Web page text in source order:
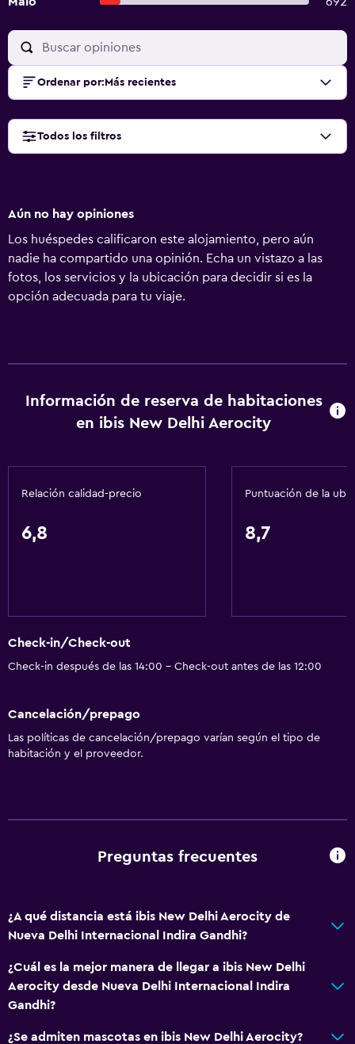
Ordenar por: Más recientes
Todos los filtros
Aún no hay opiniones
Los huéspedes calificaron este alojamiento, pero aún
nadie ha compartido una opinión. Echa un vistazo a las
fotos, los servicios y la ubicación para decidir si es la
opción adecuada para tu viaje.
Información de reserva de habitaciones
en ibis New Delhi Aerocity
Relación calidad-precio
6,8
Puntuación de la
8,7
Check-in/Check-out
Check-in después de las 14:00 - Check-out antes de las 12:00
Cancelación/prepago
Las políticas de cancelación/prepago varían según el tipo de
habitación y el proveedor.
Preguntas frecuentes
¿A qué distancia está ibis New Delhi Aerocity de
Nueva Delhi Internacional Indira Gandhi?
¿Cuál es la mejor manera de llegar a ibis New Delhi
Aerocity desde Nueva Delhi Internacional Indira
Gandhi?
¿Se admiten mascotas en ibis New Delhi Aerocity?